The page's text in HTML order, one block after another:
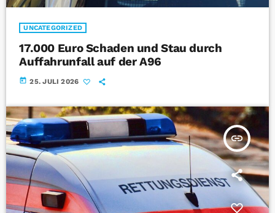
UNCATEGORIZED
17.000 Euro Schaden und Stau durch
Auffahrunfall auf der A96
today 25. JULI 2026
insert_link